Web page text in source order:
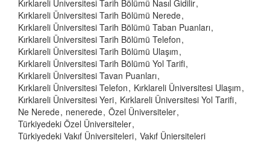
Kırklareli Üniversitesi Tarih Bölümü Nasıl Gidilir
Kırklareli Üniversitesi Tarih Bölümü Nerede
Kırklareli Üniversitesi Tarih Bölümü Taban Puanları
Kırklareli Üniversitesi Tarih Bölümü Telefon
Kırklareli Üniversitesi Tarih Bölümü Ulaşım
Kırklareli Üniversitesi Tarih Bölümü Yol Tarifi
Kırklareli Üniversitesi Tavan Puanları
Kırklareli Üniversitesi Telefon Kırklareli Üniversitesi Ulaşım
Kırklareli Üniversitesi Yeri Kırklareli Üniversitesi Yol Tarifi
Ne Nerede nenerede Özel Üniversiteler
Türkiyedeki Özel Üniversiteler
Türkiyedeki Vakıf Üniversiteleri Vakıf Üniersiteleri